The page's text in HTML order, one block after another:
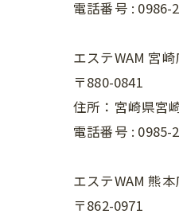
電話番号 : 0986-
エステWAM 宮崎
〒880-0841
住所：宮崎県宮
電話番号 : 0985-
エステWAM 熊本
〒862-0971